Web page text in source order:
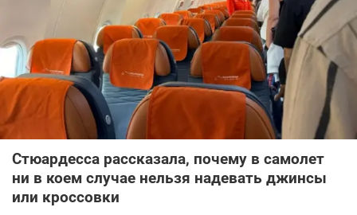
Стюардесса рассказала, почему в самолет
ни в коем случае нельзя надевать джинсы
или кроссовки